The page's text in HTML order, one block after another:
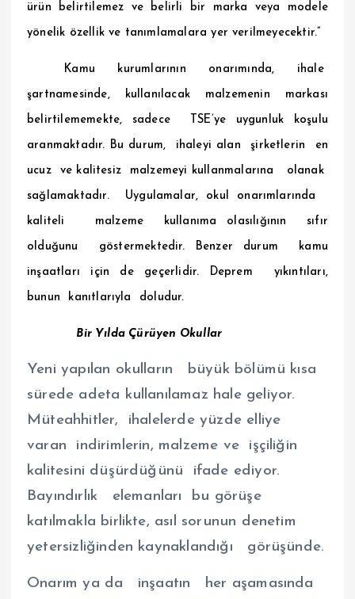
ürün belirtilemez ve belirli bir marka veya modele
yönelik özellik ve tanımlamalara yer verilmeyecektir.”
Kamu kurumlarının onarımında, ihale
şartnamesinde, kullanılacak malzemenin markası
belirtilememekte, sadece TSE’ye uygunluk koşulu
aranmaktadır. Bu durum, ihaleyi alan şirketlerin en
ucuz ve kalitesiz malzemeyi kullanmalarına olanak
sağlamaktadır. Uygulamalar, okul onarımlarında
kaliteli malzeme kullanıma olasılığının sıfır
olduğunu göstermektedir. Benzer durum kamu
inşaatları için de geçerlidir. Deprem yıkıntıları,
bunun kanıtlarıyla doludur.
Bir Yılda Çürüyen Okullar
Yeni yapılan okulların büyük bölümü kısa
sürede adeta kullanılamaz hale geliyor.
Müteahhitler, ihalelerde yüzde elliye
varan indirimlerin, malzeme ve işçiliğin
kalitesini düşürdüğünü ifade ediyor.
Bayındırlık elemanları bu görüşe
katılmakla birlikte, asıl sorunun denetim
yetersizliğinden kaynaklandığı görüşünde.
Onarım ya da inşaatın her aşamasında